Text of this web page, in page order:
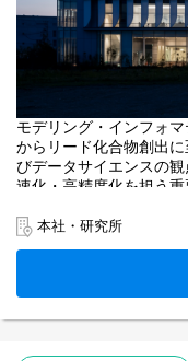
モデリング・インフォ
からリード化合物創出
びデータサイエンスの
速化・高精度化を担う
先端のインフォマティ
創薬研究の意思決定を
科学の力で新たな医薬
本社・研究所